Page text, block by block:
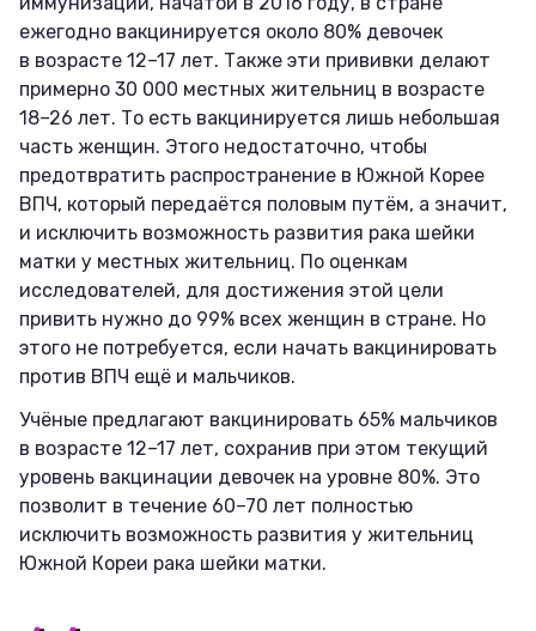
ежегодно вакцинируется около 80% девочек
в возрасте 12–17 лет. Также эти прививки делают
примерно 30 000 местных жительниц в возрасте
18–26 лет. То есть вакцинируется лишь небольшая
часть женщин. Этого недостаточно, чтобы
предотвратить распространение в Южной Корее
ВПЧ, который передаётся половым путём, а значит,
и исключить возможность развития рака шейки
матки у местных жительниц. По оценкам
исследователей, для достижения этой цели
привить нужно до 99% всех женщин в стране. Но
этого не потребуется, если начать вакцинировать
против ВПЧ ещё и мальчиков.
Учёные предлагают вакцинировать 65% мальчиков
в возрасте 12–17 лет, сохранив при этом текущий
уровень вакцинации девочек на уровне 80%. Это
позволит в течение 60–70 лет полностью
исключить возможность развития у жительниц
Южной Кореи рака шейки матки.